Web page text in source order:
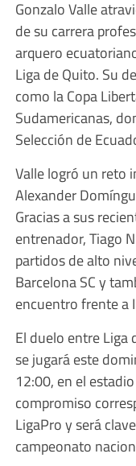
Gonzalo Valle
de su carrera
arquero
Liga de Quito. Su
como la Copa
Sudamericanas,
Selección de
Valle logró un reto
Alexander
Gracias a sus
entrenador, Tiago
partidos de alto
Barcelona SC y
encuentro frente a
El duelo entre Liga
se jugará este
12:00, en el
compromiso
LigaPro y será
campeonato